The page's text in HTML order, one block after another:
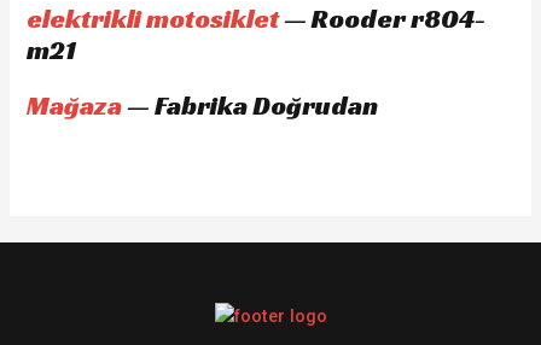
elektrikli motosiklet— Rooder r804-
m21
Mağaza— Fabrika Doğrudan